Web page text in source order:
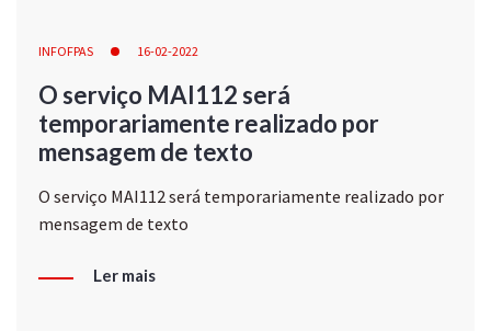
INFOFPAS 16-02-2022
O serviço MAI112 será
temporariamente realizado por
mensagem de texto
O serviço MAI112 será temporariamente realizado por
mensagem de texto
Ler mais